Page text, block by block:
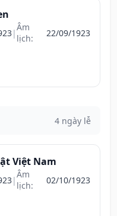
|Âm
lịch:
22/09/1923
4 ngày lễ
Việt Nam
|Âm
lịch:
02/10/1923